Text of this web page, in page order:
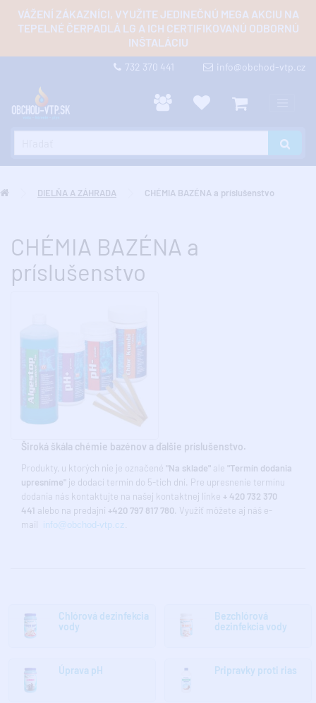
VÁŽENÍ ZÁKAZNÍCI, VYUŽITE JEDINEČNÚ MEGA AKCIU NA
TEPELNÉ ČERPADLÁ LG A ICH CERTIFIKOVANÚ ODBORNÚ
INŠTALÁCIU
732 370 441 info@obchod-vtp.cz
DIELŇA A ZÁHRADA CHÉMIA BAZÉNA a príslušenstvo
CHÉMIA BAZÉNA a
príslušenstvo
Široká škála chémie bazénov a ďalšie príslušenstvo.
Produkty, u ktorých nie je označené "Na sklade" ale "Termín dodania
upresníme" je dodací termín do 5-tich dní. Pre upresnenie termínu
dodania nás kontaktujte na našej kontaktnej linke + 420 732 370
441 alebo na predajni +420 797 817 780 . Využiť môžete aj náš e-
mail info@obchod-vtp.cz
Chlórová dezinfekcia
vody
Bezchlórová
dezinfekcia vody
Úprava pH Pripravky proti rias